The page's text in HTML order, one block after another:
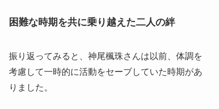
困難な時期を共に乗り越えた二人の絆
振り返ってみると、神尾楓珠さんは以前、体調を
考慮して一時的に活動をセーブしていた時期があ
りました。